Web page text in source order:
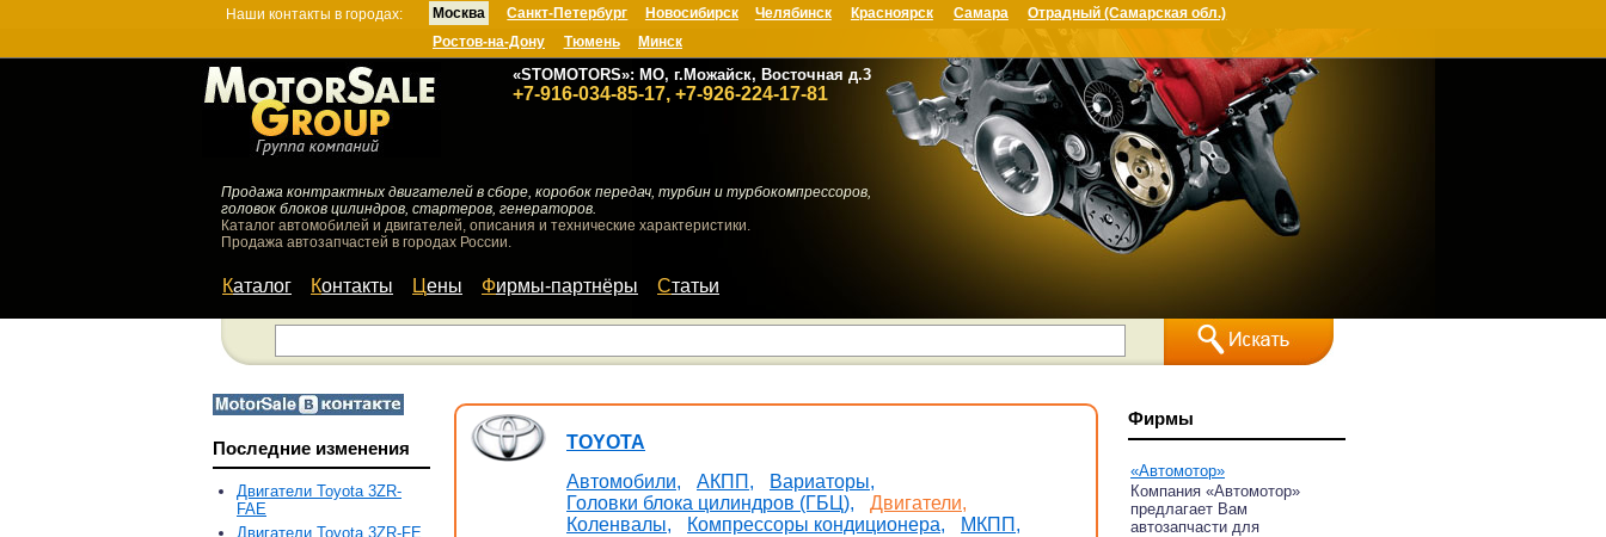
Наши контакты в городах: Москва
«STOMOTORS»: МО, г.Можайск, Восточная д.3
+7-916-034-85-17, +7-926-224-17-81
Санкт-Петербург Новосибирск Челябинск Красноярск Самара
Отрадный (Самарская обл.)
Ростов-на-Дону
Тюмень Минск
Продажа контрактных двигателей в сборе, коробок передач, турбин и турбокомпрессоров,
головок блоков цилиндров, стартеров, генераторов.
Каталог автомобилей и двигателей, описания и технические характеристики.
Продажа автозапчастей в городах России.
Каталог Контакты Цены Фирмы-партнёры Статьи
Последние изменения
Двигатели Toyota 3ZR-
FAE
Двигатели Toyota 3ZR-FE
TOYOTA
Автомобили,
АКПП,
Вариаторы,
Головки блока цилиндров (ГБЦ),
Двигатели,
Коленвалы,
Компрессоры кондиционера,
МКПП,
Фирмы
«Автомотор»
Компания «Автомотор»
предлагает Вам
автозапчасти для